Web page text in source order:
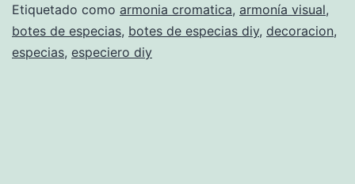
gusto
Etiquetado como armonia cromatica, armonía visual,
botes de especias, botes de especias diy, decoracion,
especias, especiero diy